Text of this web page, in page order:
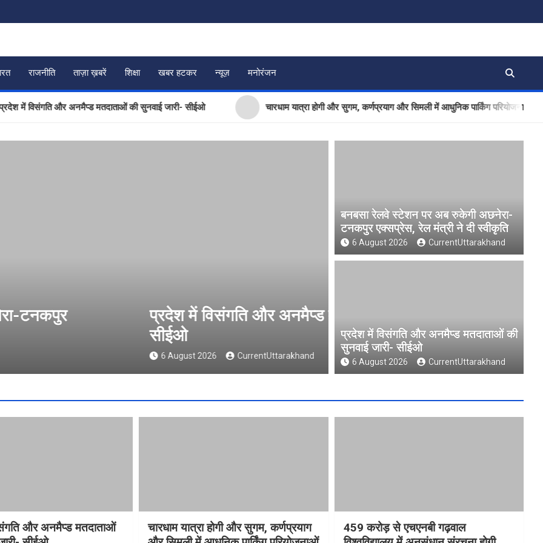
राजनीति ताज़ा ख़बरें शिक्षा खबर हटकर न्यूज़ मनोरंजन
विसंगति और अनमैप्ड मतदाताओं की सुनवाई जारी- सीईओ चारधाम यात्रा होगी और सुगम, कर्णप्रयाग और सिमली में आधुनिक पार्किंग परियोजनाओं को मिली
विसंगति और अनमैप्ड मतदाताओं की सुनवाई जारी-
आधुनिक पार्किंग परियोजनाओं को
6 August 2026
बनबसा रेलवे स्टेशन पर अब रुकेगी अछनेरा-
टनकपुर एक्सप्रेस, रेल मंत्री ने दी स्वीकृति
6 August 2026 CurrentUttarakhand
प्रदेश में विसंगति और अनमैप्ड मतदाताओं की
सुनवाई जारी- सीईओ
6 August 2026 CurrentUttarakhand
और अनमैप्ड मतदाताओं
चारधाम यात्रा होगी और सुगम, कर्णप्रयाग
459 करोड़ से एचएनबी गढ़वाल